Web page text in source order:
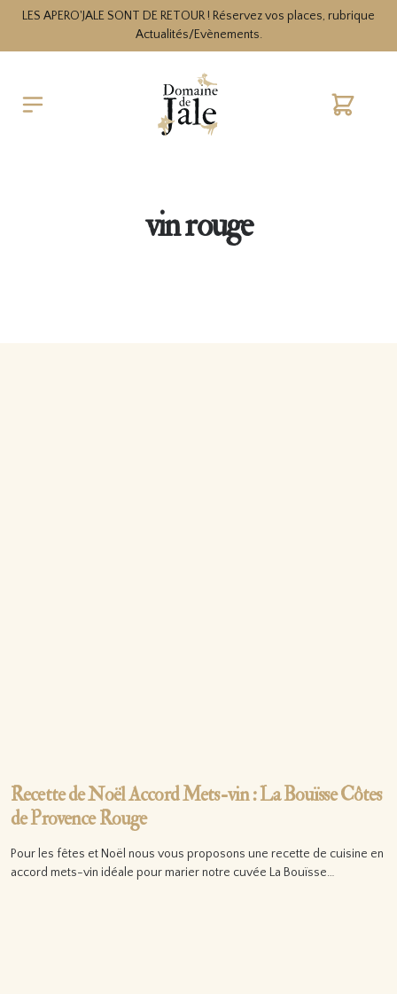
LES APERO'JALE SONT DE RETOUR ! Réservez vos places, rubrique
Actualités/Evènements.
Cart
vin rouge
Recette de Noël Accord Mets-vin : La Bouïsse Côtes
de Provence Rouge
Pour les fêtes et Noël nous vous proposons une recette de cuisine en
accord mets-vin idéale pour marier notre cuvée La Bouïsse…